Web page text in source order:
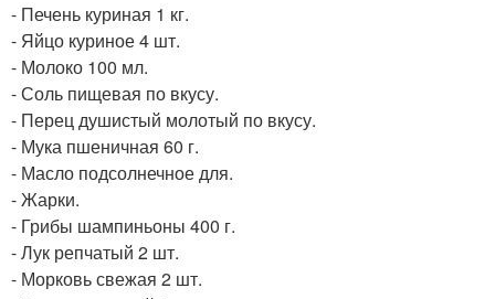
- Печень куриная 1 кг.
- Яйцо куриное 4 шт.
- Молоко 100 мл.
- Соль пищевая по вкусу.
- Перец душистый молотый по вкусу.
- Мука пшеничная 60 г.
- Масло подсолнечное для.
- Жарки.
- Грибы шампиньоны 400 г.
- Лук репчатый 2 шт.
- Морковь свежая 2 шт.